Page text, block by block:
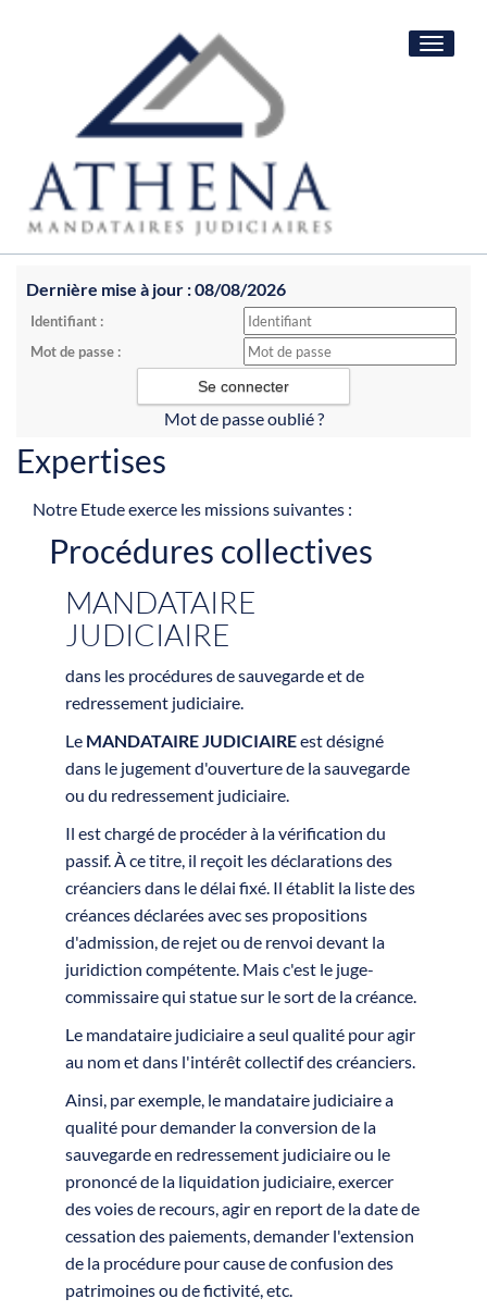
Toggle
Dernière mise à jour : 08/08/2026
Identifiant :
Mot de passe :
Mot de passe oublié ?
Expertises
Notre Etude exerce les missions suivantes :
Procédures collectives
MANDATAIRE
JUDICIAIRE
dans les procédures de sauvegarde et de
redressement judiciaire.
Le MANDATAIRE JUDICIAIREest désigné
dans le jugement d'ouverture de la sauvegarde
ou du redressement judiciaire.
Il est chargé de procéder à la vérification du
passif. À ce titre, il reçoit les déclarations des
créanciers dans le délai fixé. Il établit la liste des
créances déclarées avec ses propositions
d'admission, de rejet ou de renvoi devant la
juridiction compétente. Mais c'est le juge-
commissaire qui statue sur le sort de la créance.
Le mandataire judiciaire a seul qualité pour agir
au nom et dans l'intérêt collectif des créanciers.
Ainsi, par exemple, le mandataire judiciaire a
qualité pour demander la conversion de la
sauvegarde en redressement judiciaire ou le
prononcé de la liquidation judiciaire, exercer
des voies de recours, agir en report de la date de
cessation des paiements, demander l'extension
de la procédure pour cause de confusion des
patrimoines ou de fictivité, etc.